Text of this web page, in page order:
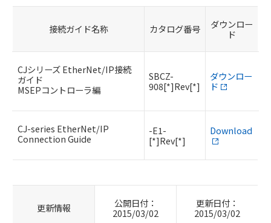
接続ガイド名称 カタログ番号
ダウンロー
ド
CJシリーズ EtherNet/IP接続
ガイド
MSEPコントローラ編
SBCZ-
908[*]Rev[*]
ダウンロー
ド
CJ-series EtherNet/IP
Connection Guide
-E1-
[*]Rev[*]
Download
更新情報
公開日付：
2015/03/02
更新日付：
2015/03/02